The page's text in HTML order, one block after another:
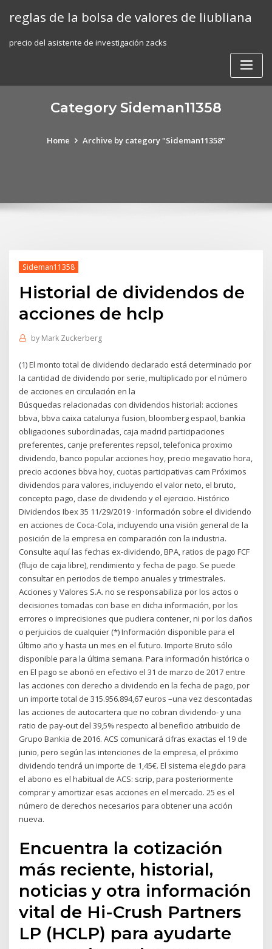
reglas de la bolsa de valores de liubliana
precio del asistente de investigación zacks
Category Sideman11358
Home Archive by category "Sideman11358"
Sideman11358
Historial de dividendos de
acciones de hclp
by Mark Zuckerberg
(1) El monto total de dividendo declarado está determinado por
la cantidad de dividendo por serie, multiplicado por el número
de acciones en circulación en la
Búsquedas relacionadas con dividendos historial: acciones
bbva, bbva caixa catalunya fusion, bloomberg espaol, bankia
obligaciones subordinadas, caja madrid participaciones
preferentes, canje preferentes repsol, telefonica proximo
dividendo, banco popular acciones hoy, precio megavatio hora,
precio acciones bbva hoy, cuotas participativas cam Próximos
dividendos para valores, incluyendo el valor neto, el bruto,
concepto pago, clase de dividendo y el ejercicio. Histórico
Dividendos Ibex 35 11/29/2019 · Información sobre el dividendo
en acciones de Coca-Cola, incluyendo una visión general de la
posición de la empresa en comparación con la industria.
Consulte aquí las fechas ex-dividendo, BPA, ratios de pago FCF
(flujo de caja libre), rendimiento y fecha de pago. Se puede
consultar en periodos de tiempo anuales y trimestrales.
Acciones y Valores S.A. no se responsabiliza por los actos o
decisiones tomadas con base en dicha información, por los
errores o imprecisiones que pudiera contener, ni por los daños
o perjuicios de cualquier (*) Información disponible para el
último año y hasta un mes en el futuro. Importe Bruto sólo
disponible para la última semana. Para información histórica o
en El pago se abonó en efectivo el 31 de marzo de 2017 entre
las acciones con derecho a dividendo en la fecha de pago, por
un importe total de 315.956.894,67 euros –una vez descontadas
las acciones de autocartera que no cobran dividendo- y una
ratio de pay-out del 39,5% respecto al beneficio atribuido de
Grupo Bankia de 2016. ACS comunicará cifras exactas el 19 de
junio, pero según las intenciones de la empresa, el próximo
dividendo tendrá un importe de 1,45€. El sistema elegido para
el abono es el habitual de ACS: scrip, para posteriormente
comprar y amortizar esas acciones en el mercado. 25 es el
número de derechos necesarios para obtener una acción
nueva.
Encuentra la cotización
más reciente, historial,
noticias y otra información
vital de Hi-Crush Partners
LP (HCLP) para ayudarte